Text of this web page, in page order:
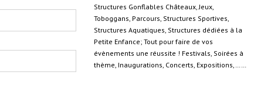
Structures Gonflables Châteaux, Jeux,
Toboggans, Parcours, Structures Sportives,
Structures Aquatiques, Structures dédiées à la
Petite Enfance; Tout pour faire de vos
évènements une réussite ! Festivals, Soirées à
thème, Inaugurations, Concerts, Expositions,……